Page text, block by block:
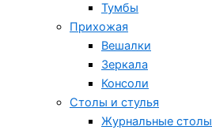
Тумбы
Прихожая
Вешалки
Зеркала
Консоли
Столы и стулья
Журнальные столы